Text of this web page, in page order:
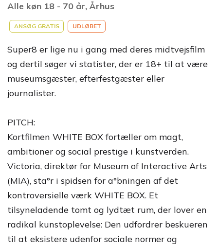
Alle køn 18 - 70 år, Århus
ANSØG GRATIS UDLØBET
Super8 er lige nu i gang med deres midtvejsfilm
og dertil søger vi statister, der er 18+ til at være
museumsgæster, efterfestgæster eller
journalister.
PITCH:
Kortfilmen WHITE BOX fortæller om magt,
ambitioner og social prestige i kunstverden.
Victoria, direktør for Museum of Interactive Arts
(MIA), sta°r i spidsen for a°bningen af det
kontroversielle værk WHITE BOX. Et
tilsyneladende tomt og lydtæt rum, der lover en
radikal kunstoplevelse: Den udfordrer beskueren
til at eksistere udenfor sociale normer og